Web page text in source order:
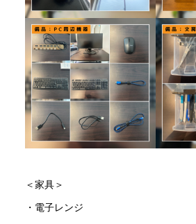
＜家具＞
・電子レンジ